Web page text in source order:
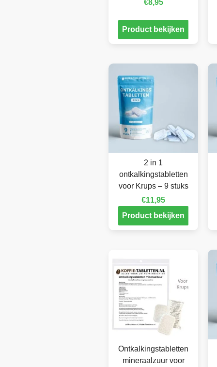
€8,95
Product bekijken
2 in 1
ontkalkingstabletten
voor Krups – 9 stuks
€11,95
Product bekijken
Ontkalkingstabletten
mineraalzuur voor